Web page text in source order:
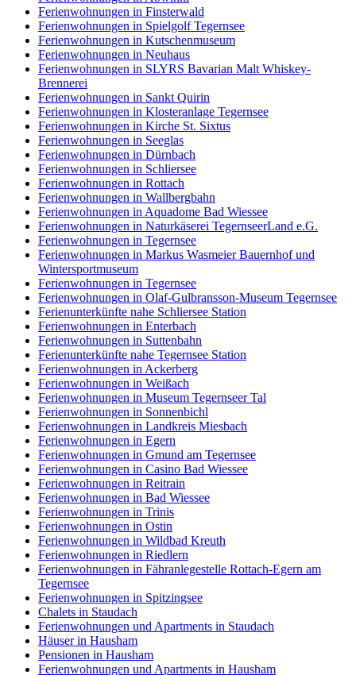
Ferienwohnungen in Finsterwald
Ferienwohnungen in Spielgolf Tegernsee
Ferienwohnungen in Kutschenmuseum
Ferienwohnungen in Neuhaus
Ferienwohnungen in SLYRS Bavarian Malt Whiskey-
Brennerei
Ferienwohnungen in Sankt Quirin
Ferienwohnungen in Klosteranlage Tegernsee
Ferienwohnungen in Kirche St. Sixtus
Ferienwohnungen in Seeglas
Ferienwohnungen in Dürnbach
Ferienwohnungen in Schliersee
Ferienwohnungen in Rottach
Ferienwohnungen in Wallbergbahn
Ferienwohnungen in Aquadome Bad Wiessee
Ferienwohnungen in Naturkäserei TegernseerLand e.G.
Ferienwohnungen in Tegernsee
Ferienwohnungen in Markus Wasmeier Bauernhof und
Wintersportmuseum
Ferienwohnungen in Tegernsee
Ferienwohnungen in Olaf-Gulbransson-Museum Tegernsee
Ferienunterkünfte nahe Schliersee Station
Ferienwohnungen in Enterbach
Ferienwohnungen in Suttenbahn
Ferienunterkünfte nahe Tegernsee Station
Ferienwohnungen in Ackerberg
Ferienwohnungen in Weißach
Ferienwohnungen in Museum Tegernseer Tal
Ferienwohnungen in Sonnenbichl
Ferienwohnungen in Landkreis Miesbach
Ferienwohnungen in Egern
Ferienwohnungen in Gmund am Tegernsee
Ferienwohnungen in Casino Bad Wiessee
Ferienwohnungen in Reitrain
Ferienwohnungen in Bad Wiessee
Ferienwohnungen in Trinis
Ferienwohnungen in Ostin
Ferienwohnungen in Wildbad Kreuth
Ferienwohnungen in Riedlern
Ferienwohnungen in Fähranlegestelle Rottach-Egern am
Tegernsee
Ferienwohnungen in Spitzingsee
Chalets in Staudach
Ferienwohnungen und Apartments in Staudach
Häuser in Hausham
Pensionen in Hausham
Ferienwohnungen und Apartments in Hausham